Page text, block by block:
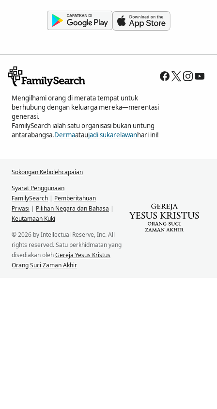
Mengilhami orang di merata tempat untuk
berhubung dengan keluarga mereka—merentasi
generasi.
FamilySearch ialah satu organisasi bukan untung
antarabangsa.Dermaataujadi sukarelawanhari ini!
Sokongan Kebolehcapaian
Syarat Penggunaan
FamilySearch | Pemberitahuan
Privasi | Pilihan Negara dan Bahasa |
Keutamaan Kuki
© 2026 by Intellectual Reserve, Inc. All
rights reserved. Satu perkhidmatan yang
disediakan olehGereja Yesus Kristus
Orang Suci Zaman Akhir